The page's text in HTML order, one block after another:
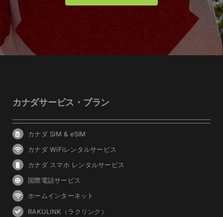
カナダサービス・プラン
カナダ SIM & eSIM
カナダ WiFiレンタルサービス
カナダ スマホ レンタルサービス
国際電話サービス
ホームインターネット
RAKULINK（ラクリンク）